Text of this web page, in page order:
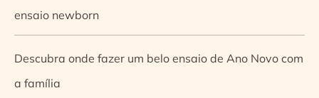
ensaio newborn
Descubra onde fazer um belo ensaio de Ano Novo com
a família